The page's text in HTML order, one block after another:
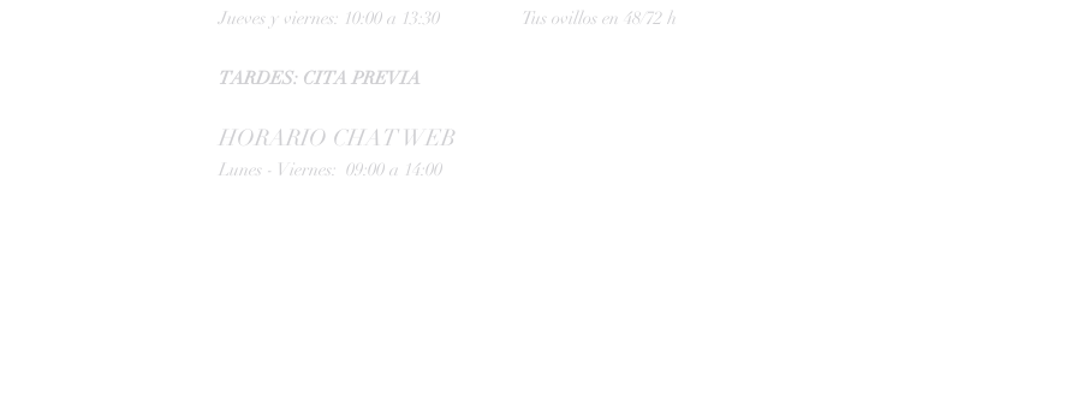
Jueves y viernes: 10:00 a 13:30
TARDES: CITA PREVIA
HORARIO CHAT WEB
Lunes - Viernes: 09:00 a 14:00
Tus ovillos en 48/72 h